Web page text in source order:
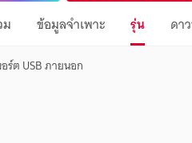
ข้อมูลจำเพาะ รุ่น ดา
ร์ต USB ภายนอก